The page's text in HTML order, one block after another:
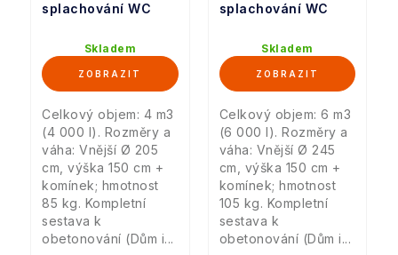
splachování WC
Skladem
Celkový objem: 4 m3
(4 000 l). Rozměry a
váha: Vnější Ø 205
cm, výška 150 cm +
komínek; hmotnost
85 kg. Kompletní
sestava k
obetonování (Dům i...
splachování WC
Skladem
Celkový objem: 6 m3
(6 000 l). Rozměry a
váha: Vnější Ø 245
cm, výška 150 cm +
komínek; hmotnost
105 kg. Kompletní
sestava k
obetonování (Dům i...